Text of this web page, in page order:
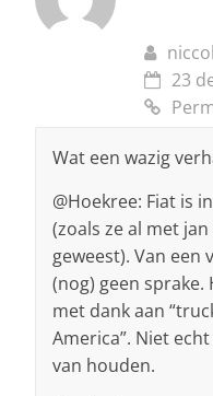
23
Wat een wazig
@Hoekree: Fiat is
(zoals ze al met
geweest). Van een
(nog) geen
met dank aan
America”. Niet
van houden.